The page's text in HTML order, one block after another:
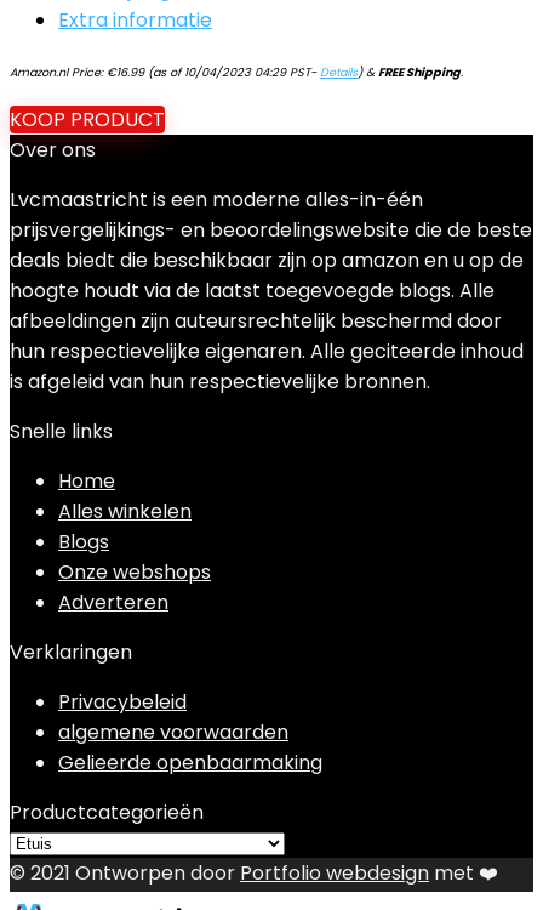
Extra informatie
Amazon.nl Price: €16.99(as of 10/04/2023 04:29 PST-Details)&FREE Shipping.
KOOP PRODUCT
Over ons
Lvcmaastricht is een moderne alles-in-één
prijsvergelijkings- en beoordelingswebsite die de beste
deals biedt die beschikbaar zijn op amazon en u op de
hoogte houdt via de laatst toegevoegde blogs. Alle
afbeeldingen zijn auteursrechtelijk beschermd door
hun respectievelijke eigenaren. Alle geciteerde inhoud
is afgeleid van hun respectievelijke bronnen.
Snelle links
Home
Alles winkelen
Blogs
Onze webshops
Adverteren
Verklaringen
Privacybeleid
algemene voorwaarden
Gelieerde openbaarmaking
Productcategorieën
© 2021 Ontworpen door Portfolio webdesign met ❤️